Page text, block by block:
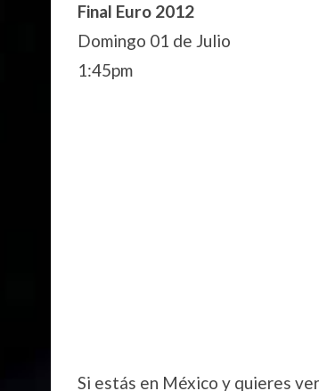
Final Euro 2012
Domingo 01 de Julio
1:45pm
Si estás en México y quieres